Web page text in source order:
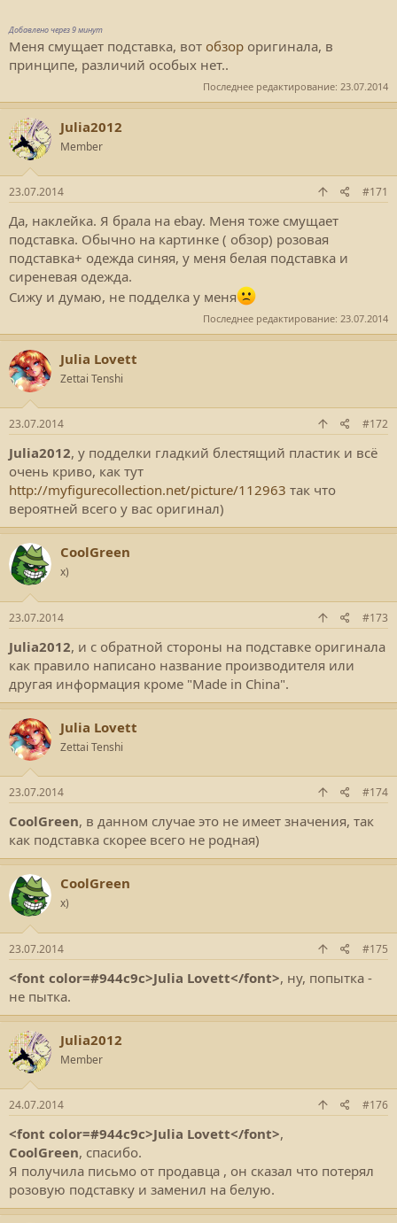
Добавлено через 9 минут
Меня смущает подставка, вот обзор оригинала, в
принципе, различий особых нет..
Последнее редактирование: 23.07.2014
Julia2012
Member
23.07.2014 #171
Да, наклейка. Я брала на ebay. Меня тоже смущает
подставка. Обычно на картинке ( обзор) розовая
подставка+ одежда синяя, у меня белая подставка и
сиреневая одежда.
Сижу и думаю, не подделка у меня
Последнее редактирование: 23.07.2014
Julia Lovett
Zettai Tenshi
23.07.2014 #172
Julia2012, у подделки гладкий блестящий пластик и всё
очень криво, как тут
http://myfigurecollection.net/picture/112963 так что
вероятней всего у вас оригинал)
CoolGreen
x)
23.07.2014 #173
Julia2012, и с обратной стороны на подставке оригинала
как правило написано название производителя или
другая информация кроме "Made in Сhina".
Julia Lovett
Zettai Tenshi
23.07.2014 #174
CoolGreen, в данном случае это не имеет значения, так
как подставка скорее всего не родная)
CoolGreen
x)
23.07.2014 #175
<font color=#944c9c>Julia Lovett</font>, ну, попытка -
не пытка.
Julia2012
Member
24.07.2014 #176
<font color=#944c9c>Julia Lovett</font>,
CoolGreen, спасибо.
Я получила письмо от продавца , он сказал что потерял
розовую подставку и заменил на белую.